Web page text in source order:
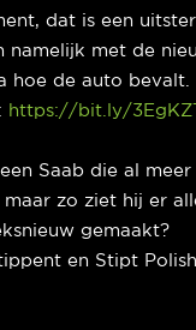
dat is een
namelijk met de
hoe de auto bevalt.
https://bit.ly/
Saab die al meer
zo ziet hij er
gemaakt?
en Stipt